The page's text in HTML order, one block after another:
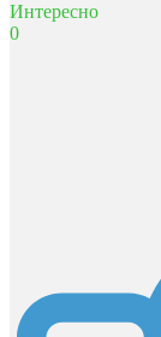
Интересно
0